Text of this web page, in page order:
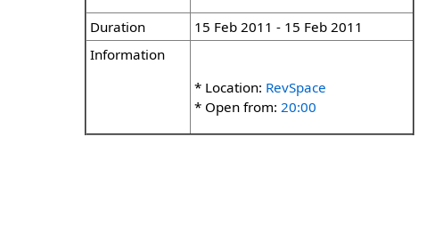
Duration
15 Feb 2011 - 15 Feb 2011
Information
* Location: RevSpace
* Open from: 20:00